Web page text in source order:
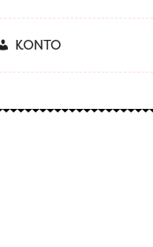
KONTO